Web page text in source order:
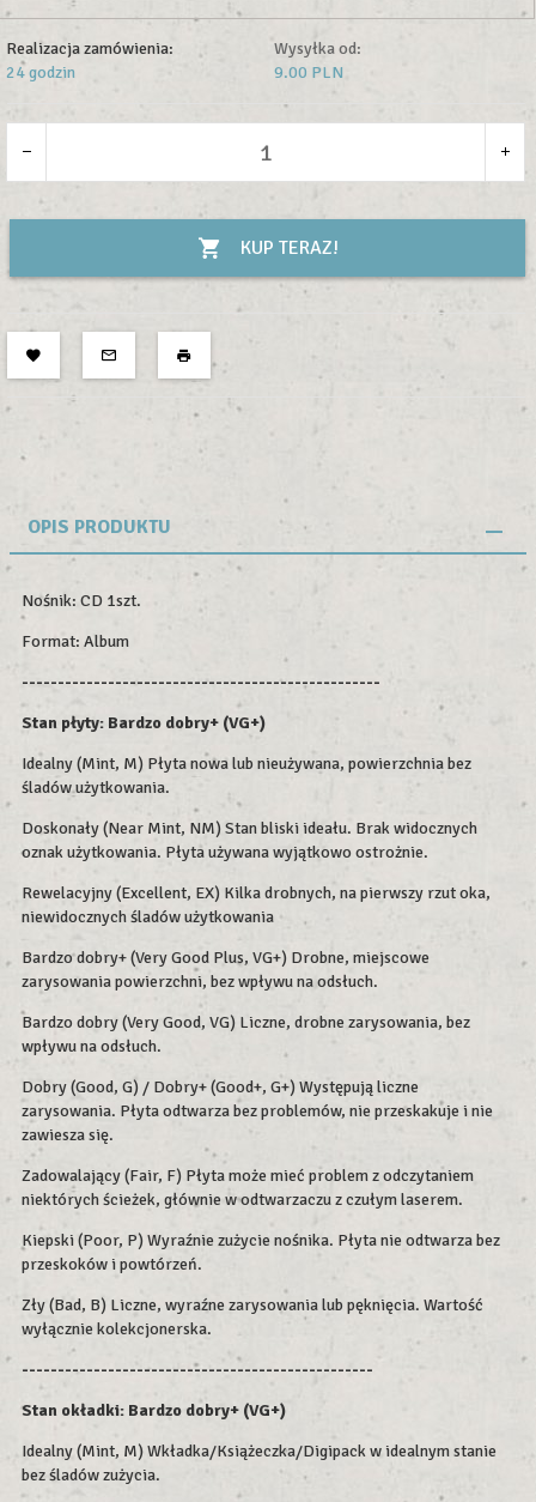
Realizacja zamówienia:
24 godzin
Wysyłka od:
9.00 PLN
KUP TERAZ!
OPIS PRODUKTU
Nośnik: CD 1szt.
Format: Album
--------------------------------------------------
Stan płyty: Bardzo dobry+ (VG+)
Idealny (Mint, M) Płyta nowa lub nieużywana, powierzchnia bez
śladów użytkowania.
Doskonały (Near Mint, NM) Stan bliski ideału. Brak widocznych
oznak użytkowania. Płyta używana wyjątkowo ostrożnie.
Rewelacyjny (Excellent, EX) Kilka drobnych, na pierwszy rzut oka,
niewidocznych śladów użytkowania
Bardzo dobry+ (Very Good Plus, VG+) Drobne, miejscowe
zarysowania powierzchni, bez wpływu na odsłuch.
Bardzo dobry (Very Good, VG) Liczne, drobne zarysowania, bez
wpływu na odsłuch.
Dobry (Good, G) / Dobry+ (Good+, G+) Występują liczne
zarysowania. Płyta odtwarza bez problemów, nie przeskakuje i nie
zawiesza się.
Zadowalający (Fair, F) Płyta może mieć problem z odczytaniem
niektórych ścieżek, głównie w odtwarzaczu z czułym laserem.
Kiepski (Poor, P) Wyraźnie zużycie nośnika. Płyta nie odtwarza bez
przeskoków i powtórzeń.
Zły (Bad, B) Liczne, wyraźne zarysowania lub pęknięcia. Wartość
wyłącznie kolekcjonerska.
-------------------------------------------------
Stan okładki: Bardzo dobry+ (VG+)
Idealny (Mint, M) Wkładka/Książeczka/Digipack w idealnym stanie
bez śladów zużycia.